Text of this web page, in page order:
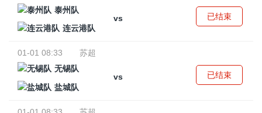
泰州队
vs
连云港队
已结束
01-01 08:33
苏超
无锡队
vs
盐城队
已结束